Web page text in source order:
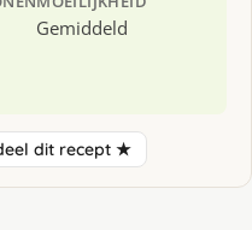
Gemiddeld
dit recept ★